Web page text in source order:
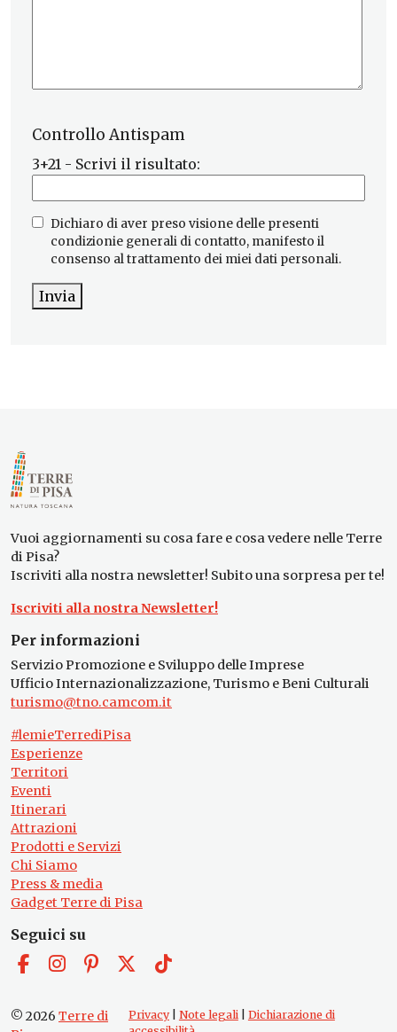
Controllo Antispam
3+21 - Scrivi il risultato:
Dichiaro di aver preso visione delle presenti
condizionie generali di contatto, manifesto il
consenso al trattamento dei miei dati personali.
Invia
Vuoi aggiornamenti su cosa fare e cosa vedere nelle Terre
di Pisa?
Iscriviti alla nostra newsletter! Subito una sorpresa per te!
Iscriviti alla nostra Newsletter!
Per informazioni
Servizio Promozione e Sviluppo delle Imprese
Ufficio Internazionalizzazione, Turismo e Beni Culturali
turismo@tno.camcom.it
#lemieTerrediPisa
Esperienze
Territori
Eventi
Itinerari
Attrazioni
Prodotti e Servizi
Chi Siamo
Press & media
Gadget Terre di Pisa
Seguici su
© 2026 Terre di
Privacy| Note legali| Dichiarazione di